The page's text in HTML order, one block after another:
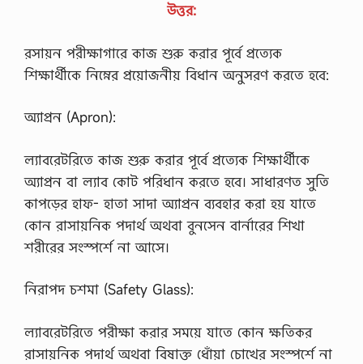
উত্তর:
রসায়ন পরীক্ষাগারে কাজ শুরু করার পূর্বে প্রত্যেক
শিক্ষার্থীকে নিম্নের প্রয়োজনীয় বিধান অনুসরণ করতে হবে:
অ্যাপ্রন (Apron):
ল্যাবরেটরিতে কাজ শুরু করার পূর্বে প্রত্যেক শিক্ষার্থীকে
অ্যাপ্রন বা ল্যাব কোট পরিধান করতে হবে। সাধারণত সুতি
কাপড়ের হাফ- হাতা সাদা অ্যাপ্রন ব্যবহার করা হয় যাতে
কোন রাসায়নিক পদার্থ অথবা বুনসেন বার্নারের শিখা
শরীরের সংস্পর্শে না আসে।
নিরাপদ চশমা (Safety Glass):
ল্যাবরেটরিতে পরীক্ষা করার সময়ে যাতে কোন ক্ষতিকর
রাসায়নিক পদার্থ অথবা বিষাক্ত ধোঁয়া চোখের সংস্পর্শে না